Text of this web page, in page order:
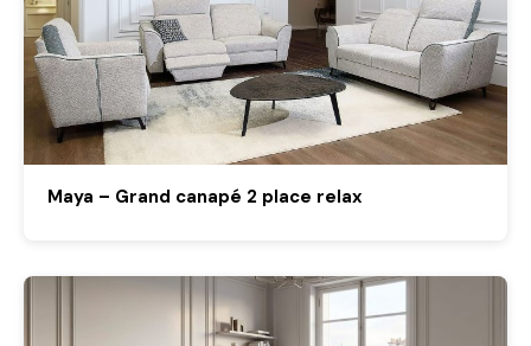
Maya – Grand canapé 2 place relax